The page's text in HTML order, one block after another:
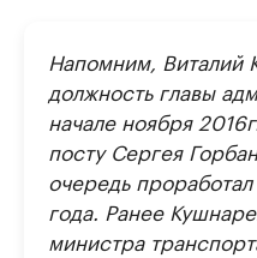
Напомним, Виталий
должность главы
начале ноября
посту Сергея
очередь
года. Ранее
министра